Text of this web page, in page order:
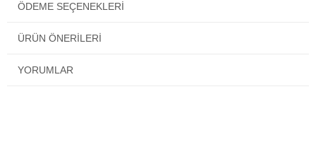
ÖDEME SEÇENEKLERI
ÜRÜN ÖNERILERI
YORUMLAR